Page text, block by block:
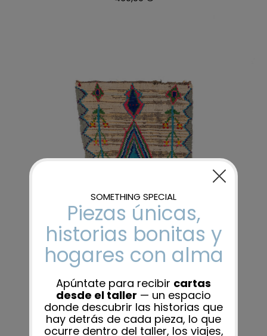
AÑADIR AL CARRITO / DETALLES